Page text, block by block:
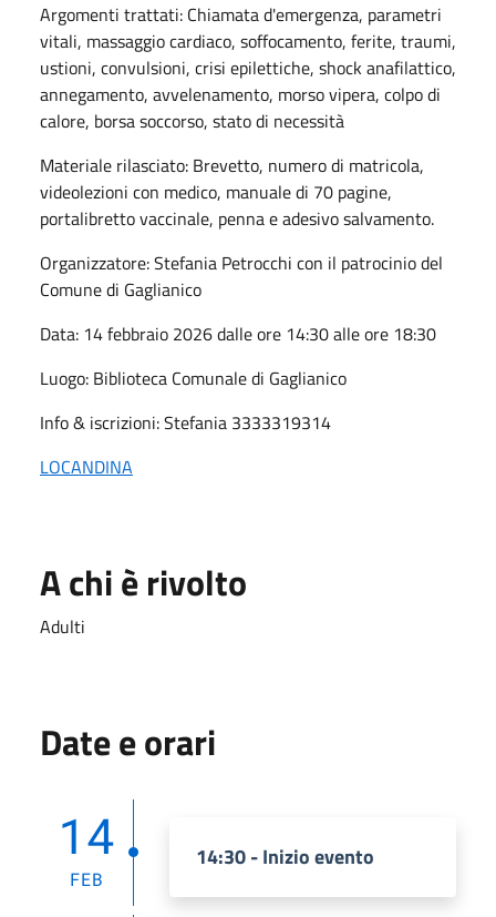
Argomenti trattati: Chiamata d'emergenza, parametri
vitali, massaggio cardiaco, soffocamento, ferite, traumi,
ustioni, convulsioni, crisi epilettiche, shock anafilattico,
annegamento, avvelenamento, morso vipera, colpo di
calore, borsa soccorso, stato di necessità
Materiale rilasciato: Brevetto, numero di matricola,
videolezioni con medico, manuale di 70 pagine,
portalibretto vaccinale, penna e adesivo salvamento.
Organizzatore: Stefania Petrocchi con il patrocinio del
Comune di Gaglianico
Data: 14 febbraio 2026 dalle ore 14:30 alle ore 18:30
Luogo: Biblioteca Comunale di Gaglianico
Info & iscrizioni: Stefania 3333319314
LOCANDINA
A chi è rivolto
Adulti
Date e orari
14
FEB
14:30 - Inizio evento